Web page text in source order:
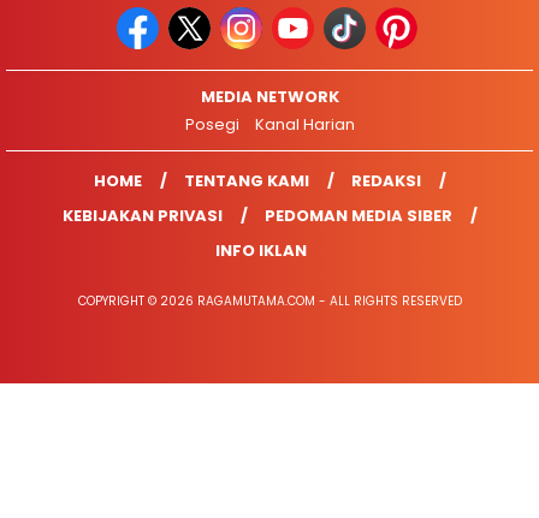
MEDIA NETWORK
Posegi
Kanal Harian
HOME TENTANG KAMI
REDAKSI
KEBIJAKAN PRIVASI
PEDOMAN MEDIA SIBER
INFO IKLAN
COPYRIGHT © 2026 RAGAMUTAMA.COM - ALL RIGHTS RESERVED